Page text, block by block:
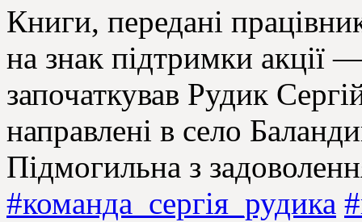
Книги, передані
на знак підтримки акції
започаткував Рудик
направлені в село
Підмогильна з
#команда_сергія_рудика